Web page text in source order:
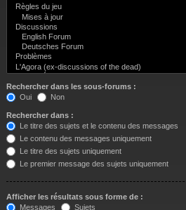
Rechercher dans les sous-forums :
Oui
Non
Rechercher dans :
Le titre des sujets et le contenu des messages
Le contenu des messages uniquement
Le titre des sujets uniquement
Le premier message des sujets uniquement
Afficher les résultats sous forme de :
Messages
Sujets